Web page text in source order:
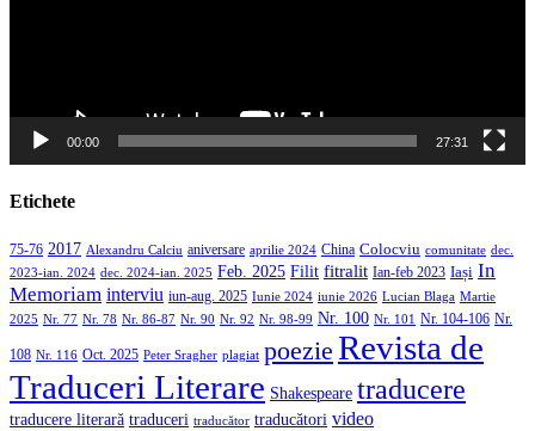
00:00 27:31
Etichete
75-76 2017 Alexandru Calciu aniversare aprilie 2024 China Colocviu comunitate dec.
2023-ian. 2024 dec. 2024-ian. 2025 Feb. 2025 Filit fitralit Ian-feb 2023 Iași In
Memoriam interviu iun-aug. 2025 Iunie 2024 iunie 2026 Lucian Blaga Martie
2025 Nr. 77 Nr. 78 Nr. 86-87 Nr. 90 Nr. 92 Nr. 98-99 Nr. 100 Nr. 101 Nr. 104-106 Nr.
108 Nr. 116 Oct. 2025 Peter Sragher plagiat poezie Revista de
Traduceri Literare Shakespeare traducere
traducere literară traduceri traducător traducători video